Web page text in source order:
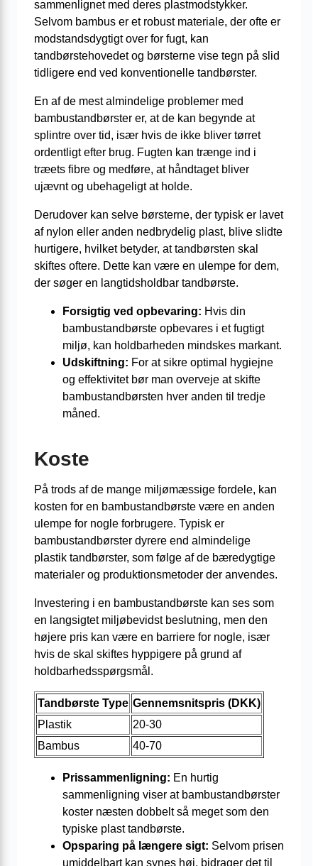
sammenlignet med deres plastmodstykker.
Selvom bambus er et robust materiale, der ofte er
modstandsdygtigt over for fugt, kan
tandbørstehovedet og børsterne vise tegn på slid
tidligere end ved konventionelle tandbørster.
En af de mest almindelige problemer med
bambustandbørster er, at de kan begynde at
splintre over tid, især hvis de ikke bliver tørret
ordentligt efter brug. Fugten kan trænge ind i
træets fibre og medføre, at håndtaget bliver
ujævnt og ubehageligt at holde.
Derudover kan selve børsterne, der typisk er lavet
af nylon eller anden nedbrydelig plast, blive slidte
hurtigere, hvilket betyder, at tandbørsten skal
skiftes oftere. Dette kan være en ulempe for dem,
der søger en langtidsholdbar tandbørste.
Forsigtig ved opbevaring: Hvis din
bambustandbørste opbevares i et fugtigt
miljø, kan holdbarheden mindskes markant.
Udskiftning: For at sikre optimal hygiejne
og effektivitet bør man overveje at skifte
bambustandbørsten hver anden til tredje
måned.
Koste
På trods af de mange miljømæssige fordele, kan
kosten for en bambustandbørste være en anden
ulempe for nogle forbrugere. Typisk er
bambustandbørster dyrere end almindelige
plastik tandbørster, som følge af de bæredygtige
materialer og produktionsmetoder der anvendes.
Investering i en bambustandbørste kan ses som
en langsigtet miljøbevidst beslutning, men den
højere pris kan være en barriere for nogle, især
hvis de skal skiftes hyppigere på grund af
holdbarhedsspørgsmål.
Tandbørste Type Gennemsnitspris (DKK)
Plastik
20-30
Bambus
40-70
Prissammenligning: En hurtig
sammenligning viser at bambustandbørster
koster næsten dobbelt så meget som den
typiske plast tandbørste.
Opsparing på længere sigt: Selvom prisen
umiddelbart kan synes høj, bidrager det til